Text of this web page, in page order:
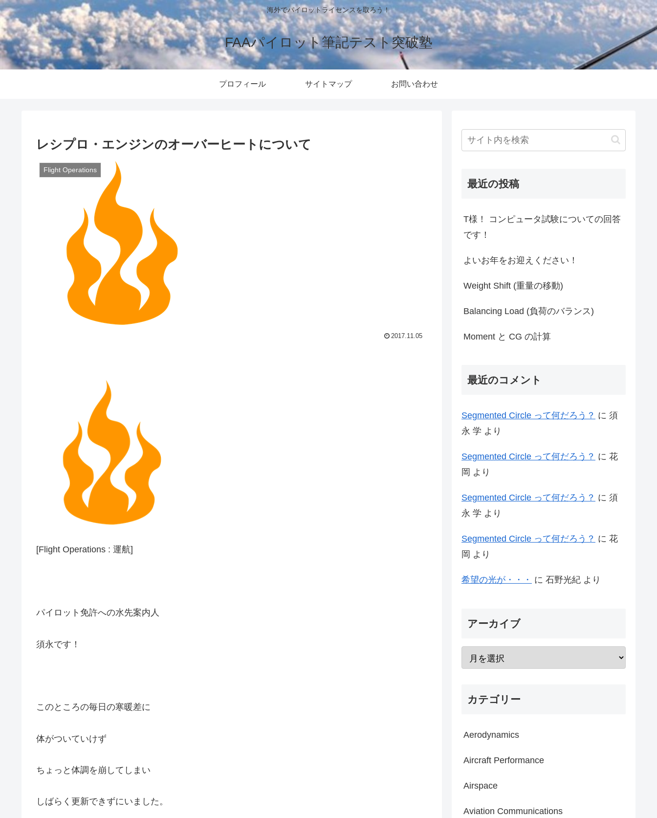
海外でパイロットライセンスを取ろう！
FAAパイロット筆記テスト突破塾
プロフィール サイトマップ お問い合わせ
レシプロ・エンジンのオーバーヒートについて
Flight Operations
2017.11.05
[Flight Operations : 運航]
パイロット免許への水先案内人
須永です！
このところの毎日の寒暖差に
体がついていけず
ちょっと体調を崩してしまい
しばらく更新できずにいました。
最近の投稿
T様！ コンピュータ試験についての回答
です！
よいお年をお迎えください！
Weight Shift (重量の移動)
Balancing Load (負荷のバランス)
Moment と CG の計算
最近のコメント
Segmented Circle って何だろう？ に 須
永 学 より
Segmented Circle って何だろう？ に 花
岡 より
Segmented Circle って何だろう？ に 須
永 学 より
Segmented Circle って何だろう？ に 花
岡 より
希望の光が・・・ に 石野光紀 より
アーカイブ
カテゴリー
Aerodynamics
Aircraft Performance
Airspace
Aviation Communications